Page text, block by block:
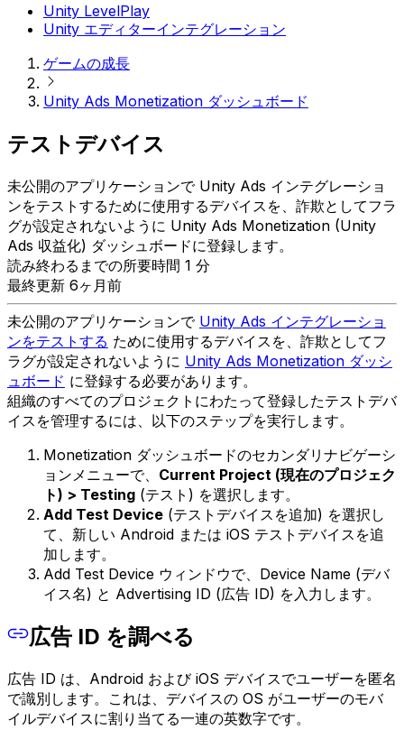
Unity LevelPlay
Unity エディターインテグレーション
ゲームの成長
Unity Ads Monetization ダッシュボード
テストデバイス
未公開のアプリケーションで Unity Ads インテグレーショ
ンをテストするために使用するデバイスを、詐欺としてフラ
グが設定されないように Unity Ads Monetization (Unity
Ads 収益化) ダッシュボードに登録します。
読み終わるまでの所要時間 1 分
最終更新 6ヶ月前
未公開のアプリケーションで Unity Ads インテグレーショ
ンをテストする ために使用するデバイスを、詐欺としてフ
ラグが設定されないように Unity Ads Monetization ダッシ
ュボード に登録する必要があります。
組織のすべてのプロジェクトにわたって登録したテストデバ
イスを管理するには、以下のステップを実行します。
Monetization ダッシュボードのセカンダリナビゲーシ
ョンメニューで、 Current Project (現在のプロジェク
ト) > Testing (テスト) を選択します。
Add Test Device (テストデバイスを追加) を選択し
て、新しい Android または iOS テストデバイスを追
加します。
Add Test Device ウィンドウで、Device Name (デバ
イス名) と Advertising ID (広告 ID) を入力します。
広告 ID を調べる
広告 ID は、Android および iOS デバイスでユーザーを匿名
で識別します。これは、デバイスの OS がユーザーのモバ
イルデバイスに割り当てる一連の英数字です。